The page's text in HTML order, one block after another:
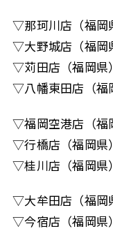
▽那珂川店（福岡
▽大野城店（福岡
▽苅田店（福岡県）
▽八幡東田店（福
▽福岡空港店（福
▽行橋店（福岡県）
▽桂川店（福岡県）
▽大牟田店（福岡
▽今宿店（福岡県）